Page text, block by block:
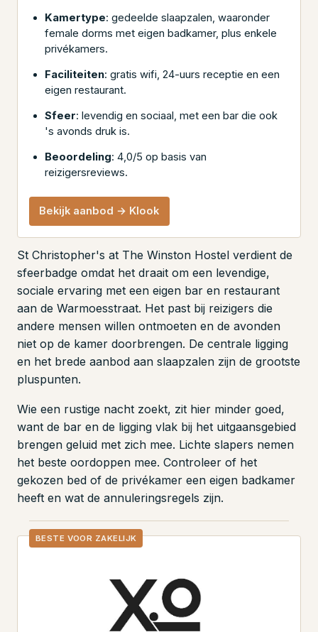
Kamertype: gedeelde slaapzalen, waaronder
female dorms met eigen badkamer, plus enkele
privékamers.
Faciliteiten: gratis wifi, 24-uurs receptie en een
eigen restaurant.
Sfeer: levendig en sociaal, met een bar die ook
's avonds druk is.
Beoordeling: 4,0/5 op basis van
reizigersreviews.
Bekijk aanbod → Klook
St Christopher's at The Winston Hostel verdient de
sfeerbadge omdat het draait om een levendige,
sociale ervaring met een eigen bar en restaurant
aan de Warmoesstraat. Het past bij reizigers die
andere mensen willen ontmoeten en de avonden
niet op de kamer doorbrengen. De centrale ligging
en het brede aanbod aan slaapzalen zijn de grootste
pluspunten.
Wie een rustige nacht zoekt, zit hier minder goed,
want de bar en de ligging vlak bij het uitgaansgebied
brengen geluid met zich mee. Lichte slapers nemen
het beste oordoppen mee. Controleer of het
gekozen bed of de privékamer een eigen badkamer
heeft en wat de annuleringsregels zijn.
BESTE VOOR ZAKELIJK